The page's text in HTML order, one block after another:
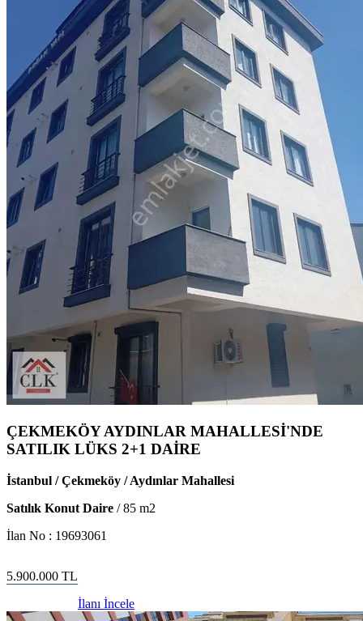
ÇEKMEKÖY AYDINLAR MAHALLESİ'NDE
SATILIK LÜKS 2+1 DAİRE
İstanbul / Çekmeköy / Aydınlar Mahallesi
Satılık Konut Daire /85 m2
İlan No : 19693061
5.900.000 TL
İlanı İncele